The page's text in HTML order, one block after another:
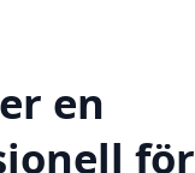
en
för